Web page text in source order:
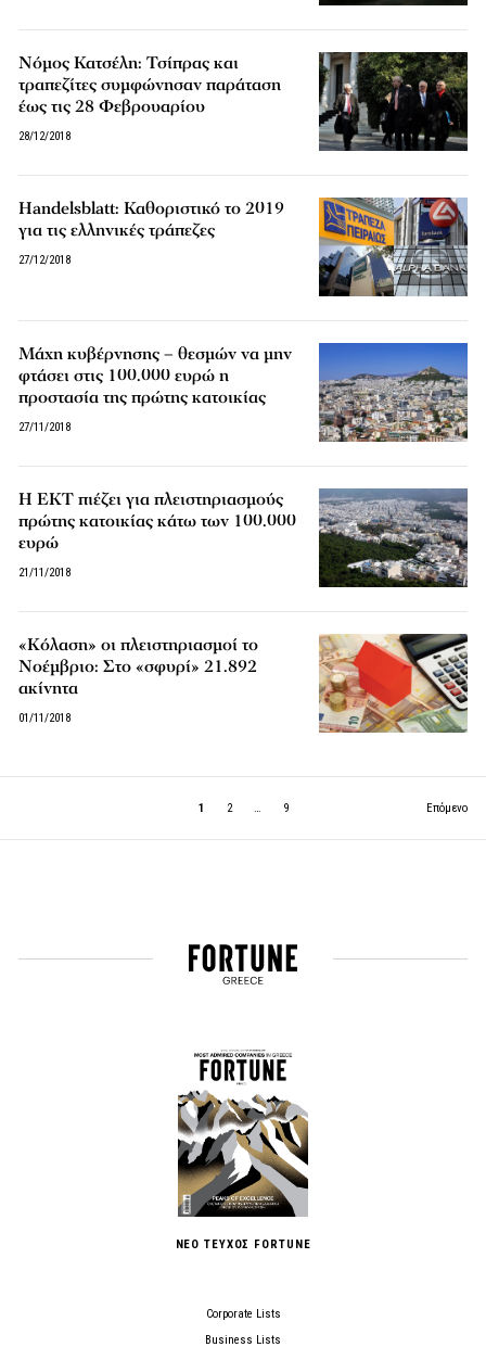
Νόμος Κατσέλη: Τσίπρας και
τραπεζίτες συμφώνησαν παράταση
έως τις 28 Φεβρουαρίου
28/12/2018
Handelsblatt: Καθοριστικό το 2019
για τις ελληνικές τράπεζες
27/12/2018
Μάχη κυβέρνησης – θεσμών να μην
φτάσει στις 100.000 ευρώ η
προστασία της πρώτης κατοικίας
27/11/2018
H ΕΚΤ πιέζει για πλειστηριασμούς
πρώτης κατοικίας κάτω των 100.000
ευρώ
21/11/2018
«Κόλαση» οι πλειστηριασμοί το
Νοέμβριο: Στο «σφυρί» 21.892
ακίνητα
01/11/2018
1 2 … 9 Επόμενο
ΝΕΟ ΤΕΥΧΟΣ FORTUNE
Corporate Lists
Business Lists